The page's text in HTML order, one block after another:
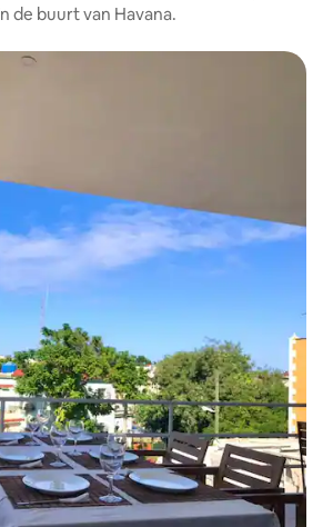
de buurt van Havana.